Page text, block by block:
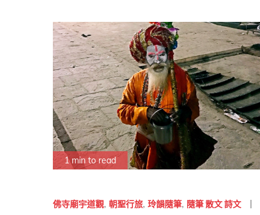
1 min to read
佛寺廟宇道觀 朝聖行旅 玲韻隨筆 隨筆 散文 詩文